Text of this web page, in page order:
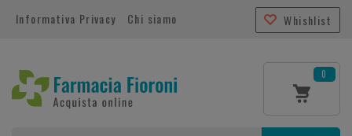
Informativa Privacy Chi siamo Whishlist
0